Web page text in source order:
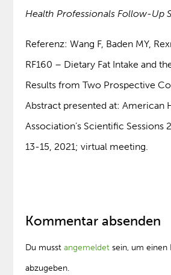
Health Professionals Follow-Up
Referenz: Wang F, Baden MY,
RF160 – Dietary Fat Intake and
Results from Two Prospective
Abstract presented at: American
Association’s Scientific Sessions
13-15, 2021; virtual meeting.
Kommentar absenden
Du musstangemeldet sein, um einen
abzugeben.